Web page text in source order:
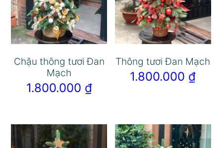
Chậu thông tươi Đan
Mạch
1.800.000 ₫
Thông tươi Đan Mạch
1.800.000 ₫